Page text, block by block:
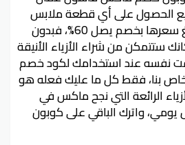
الحصول على أي قطعة ملابس
من أي قسم ومهما بلغ سعرها بخصم يصل 60%، فبدون
من شراء الأزياء الأنيقة
نفسه عند استخدامك لكود خصم
بنا، فقط كل ما عليك فعله هو
الرائعة التي نجح ماكس في
يومي، واترك الباقي على كوبون